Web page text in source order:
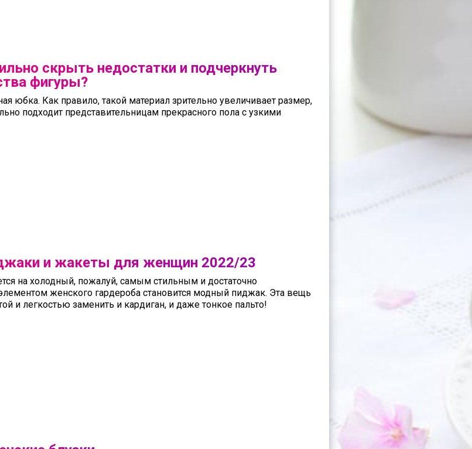
скрыть недостатки и подчеркнуть
фигуры?
юбка. Как правило, такой материал зрительно увеличивает размер,
подходит представительницам прекрасного пола с узкими
и жакеты для женщин 2022/23
на холодный, пожалуй, самым стильным и достаточно
женского гардероба становится модный пиджак. Эта вещь
и легкостью заменить и кардиган, и даже тонкое пальто!